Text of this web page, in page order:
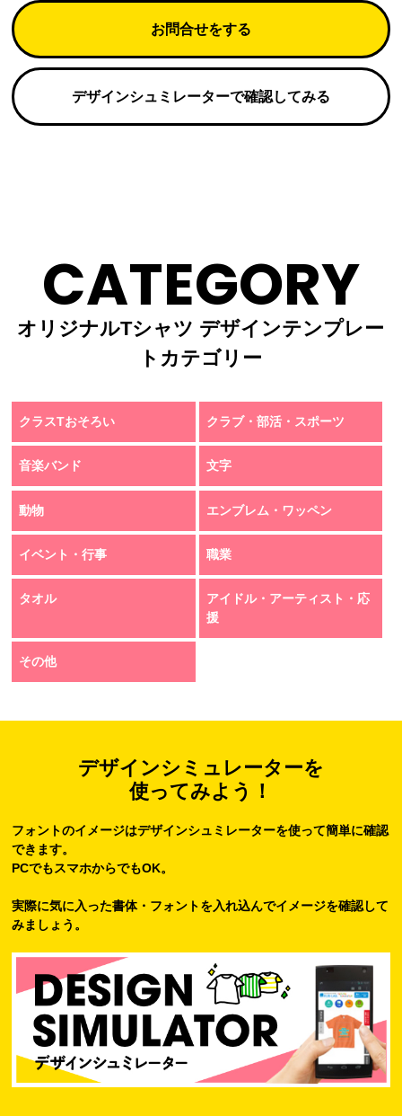
お問合せをする
デザインシュミレーターで確認してみる
CATEGORY
オリジナルTシャツ デザインテンプレー
トカテゴリー
クラスTおそろい クラブ・部活・スポーツ
音楽バンド 文字
動物 エンブレム・ワッペン
イベント・行事 職業
タオル
アイドル・アーティスト・応
援
その他
デザインシミュレーターを
使ってみよう！
フォントのイメージはデザインシュミレーターを使って簡単に確認
できます。
PCでもスマホからでもOK。
実際に気に入った書体・フォントを入れ込んでイメージを確認して
みましょう。